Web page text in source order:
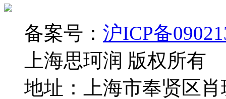
备案号： 沪ICP备
上海思珂润 版权所有
地址：上海市奉贤区肖